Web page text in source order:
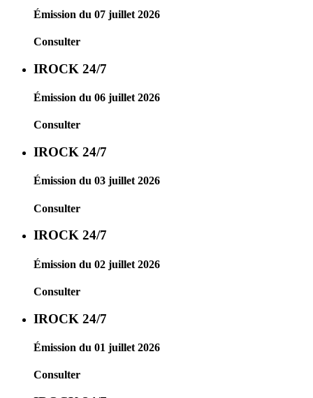
Émission du 07 juillet 2026
Consulter
IROCK 24/7
Émission du 06 juillet 2026
Consulter
IROCK 24/7
Émission du 03 juillet 2026
Consulter
IROCK 24/7
Émission du 02 juillet 2026
Consulter
IROCK 24/7
Émission du 01 juillet 2026
Consulter